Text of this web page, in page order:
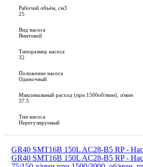
Рабочий объём, см3
25
Вид насоса
Винтовой
Типоразмер насоса
32
Положение насоса
Одиночный
Максимальный расход (при 1500об/мин), л/мин
37.5
Тип насоса
Нерегулируемый
GR40 SMT16B 150L AC28-B5 RP -
GR40 SMT16B 150L AC28-B5 RP -